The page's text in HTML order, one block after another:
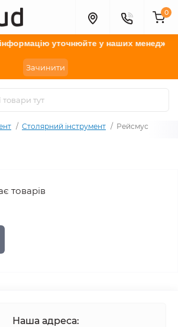
уточнюйтеу наших
Зачинити
0
Столярний інструмент Рейсмус
товарів
Наша адреса: